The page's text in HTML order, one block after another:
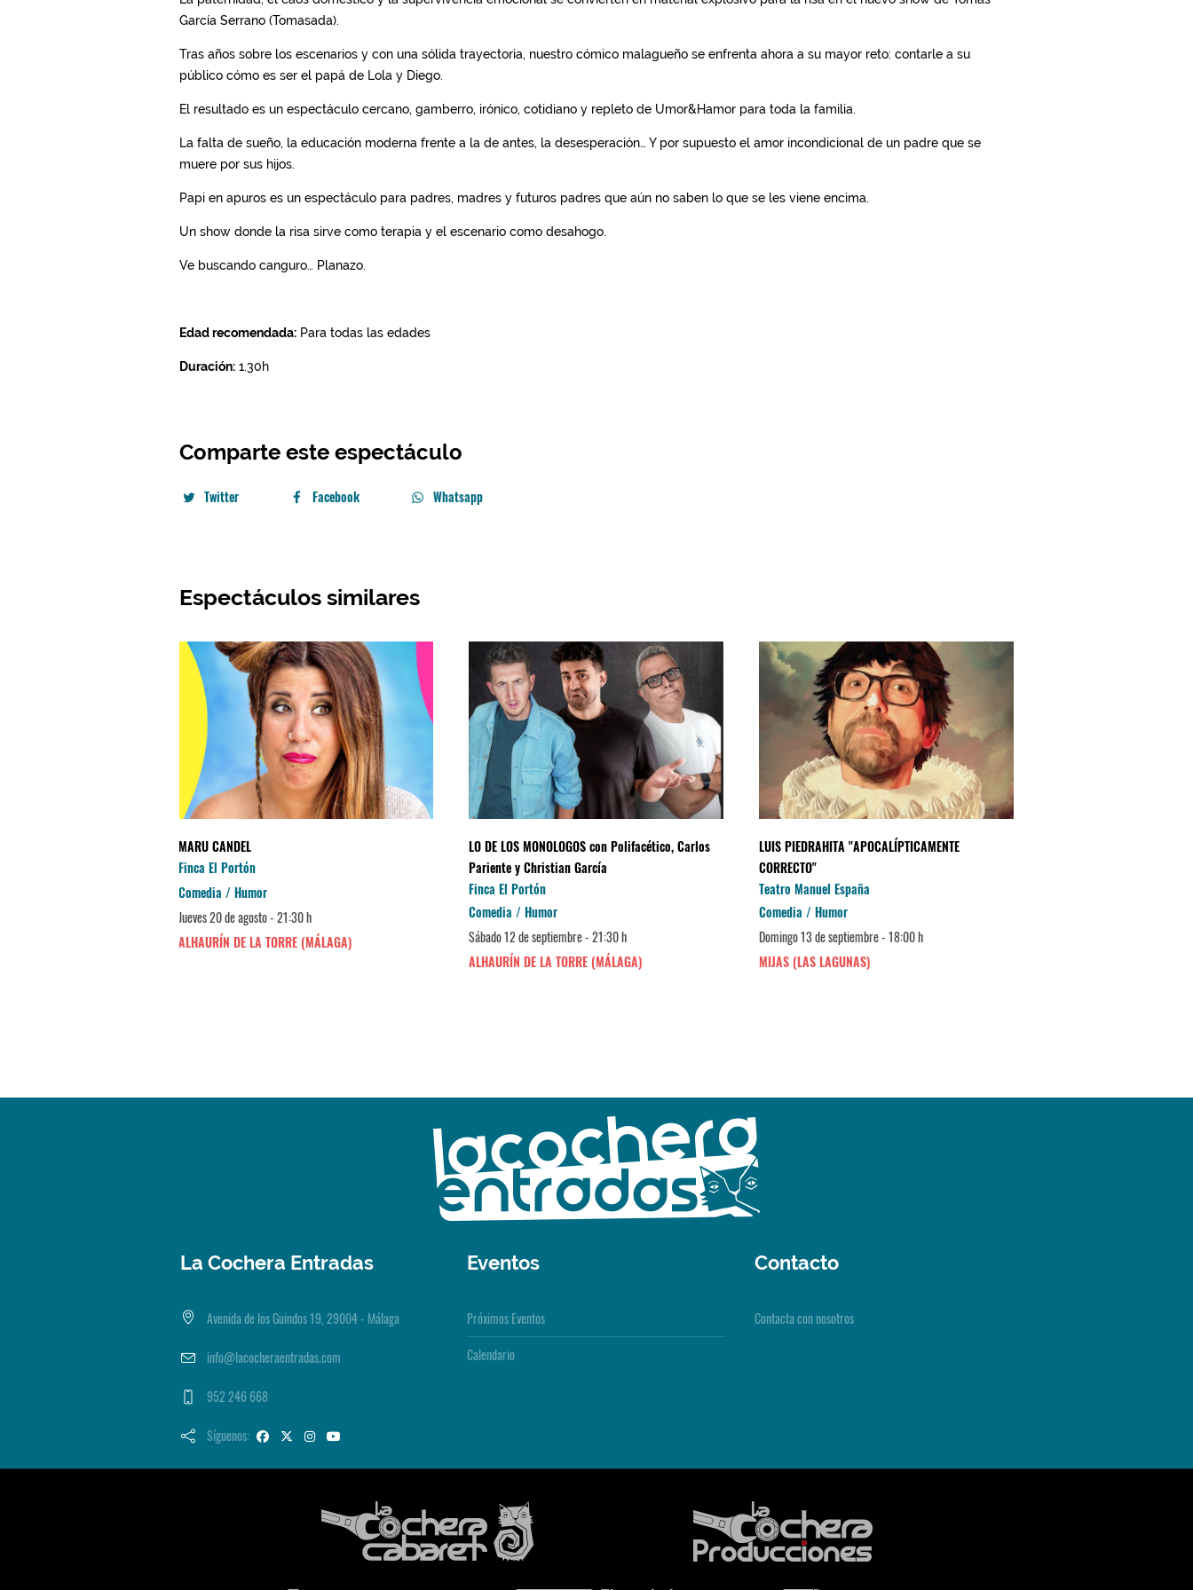
Comparte este espectáculo
Twitter Facebook Whatsapp
Espectáculos similares
MARU CANDEL
Finca El Portón
Comedia / Humor
Jueves 20 de agosto - 21:30 h
ALHAURÍN DE LA TORRE (MÁLAGA)
LO DE LOS MONOLOGOS con Polifacético, Carlos
Pariente y Christian García
Finca El Portón
Comedia / Humor
Sábado 12 de septiembre - 21:30 h
ALHAURÍN DE LA TORRE (MÁLAGA)
LUIS PIEDRAHITA "APOCALÍPTICAMENTE
CORRECTO"
Teatro Manuel España
Comedia / Humor
Domingo 13 de septiembre - 18:00 h
MIJAS (LAS LAGUNAS)
La Cochera Entradas
Avenida de los Guindos 19, 29004 - Málaga
info@lacocheraentradas.com
952 246 668
Síguenos:
Eventos
Próximos Eventos
Calendario
Contacto
Contacta con nosotros